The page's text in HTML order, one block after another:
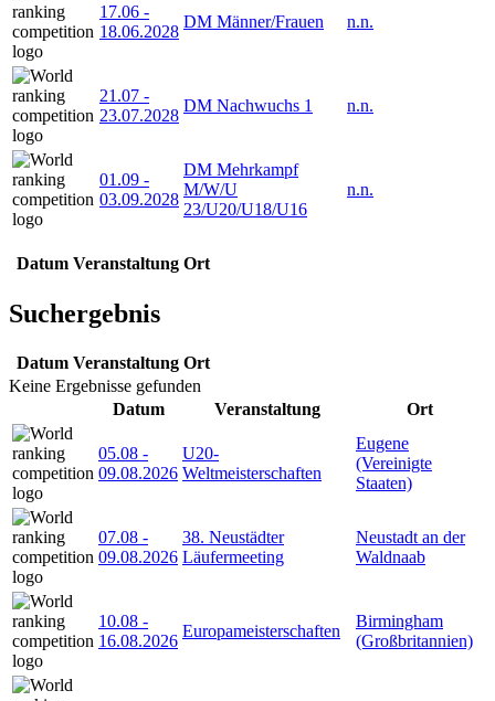
17.06 -
18.06.2028
DM Männer/Frauen n.n.
21.07 -
23.07.2028
DM Nachwuchs 1 n.n.
01.09 -
03.09.2028
DM Mehrkampf
M/W/U
23/U20/U18/U16
n.n.
Datum Veranstaltung Ort
Suchergebnis
Datum Veranstaltung Ort
Keine Ergebnisse gefunden
Datum
Veranstaltung Ort
05.08 -
09.08.2026
U20-
Weltmeisterschaften
Eugene
(Vereinigte
Staaten)
07.08 -
09.08.2026
38. Neustädter
Läufermeeting
Neustadt an der
Waldnaab
10.08 -
16.08.2026
Europameisterschaften
Birmingham
(Großbritannien)